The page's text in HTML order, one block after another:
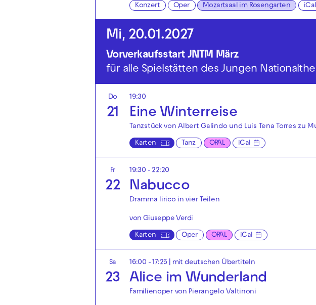
Konzert Oper Mozartsaal im Rosengarten iCal
Mi, 20.01.2027
Vorverkaufsstart JNTM März
für alle Spielstätten des Jungen
Do
21
19:30
Eine Winterreise
Tanzstück von Albert Galindo und Luis Tena Torres zu
Karten Tanz OPAL iCal
Fr
22
19:30 - 22:20
Nabucco
Dramma lirico in vier Teilen
von Giuseppe Verdi
Karten Oper OPAL iCal
Sa
23
16:00 - 17:25 mit deutschen Übertiteln
Alice im Wunderland
Familienoper von Pierangelo Valtinoni